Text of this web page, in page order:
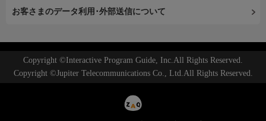
お客さまのデータ利用･外部送信について
Copyright ©Interactive Program Guide, Inc.All Rights Reserved.
Copyright ©Jupiter Telecommunications Co., Ltd.All Rights Reserved.